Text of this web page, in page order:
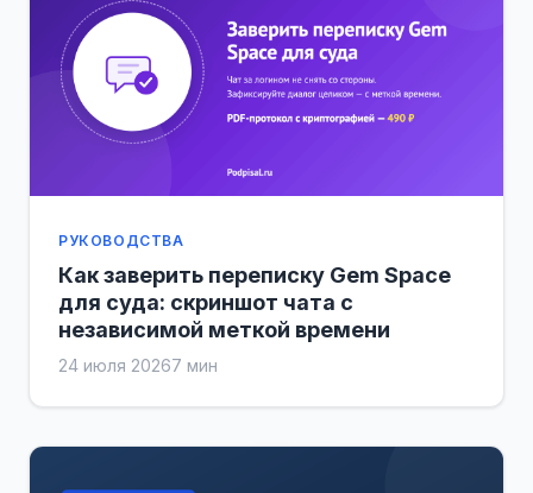
РУКОВОДСТВА
Как заверить переписку Gem Space
для суда: скриншот чата с
независимой меткой времени
24 июля 20267 мин